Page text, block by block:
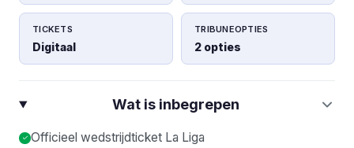
TICKETS
Digitaal
TRIBUNEOPTIES
2 opties
Wat is inbegrepen
Officieel wedstrijdticket La Liga